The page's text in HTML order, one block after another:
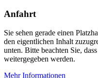
Anfahrt
Sie sehen gerade einen
den eigentlichen Inhalt
unten. Bitte beachten Sie,
weitergegeben werden.
Mehr Informationen